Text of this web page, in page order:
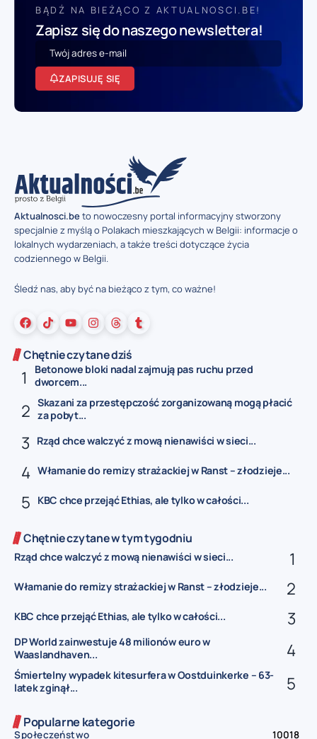
BĄDŹ NA BIEŻĄCO Z AKTUALNOSCI.BE!
Zapisz się do naszego newslettera!
ZAPISUJĘ SIĘ
Aktualnosci.beto nowoczesny portal informacyjny stworzony
specjalnie z myślą o Polakach mieszkających w Belgii: informacje o
lokalnych wydarzeniach, a także treści dotyczące życia
codziennego w Belgii.
Śledź nas, aby być na bieżąco z tym, co ważne!
Chętnie czytane dziś
Betonowe bloki nadal zajmują pas ruchu przed
dworcem...
Skazani za przestępczość zorganizowaną mogą płacić
za pobyt...
Rząd chce walczyć z mową nienawiści w sieci...
Włamanie do remizy strażackiej w Ranst – złodzieje...
KBC chce przejąć Ethias, ale tylko w całości...
Chętnie czytane w tym tygodniu
Rząd chce walczyć z mową nienawiści w sieci...
Włamanie do remizy strażackiej w Ranst – złodzieje...
KBC chce przejąć Ethias, ale tylko w całości...
DP World zainwestuje 48 milionów euro w
Waaslandhaven...
Śmiertelny wypadek kitesurfera w Oostduinkerke – 63-
latek zginął...
Popularne kategorie
Społeczeństwo 10018